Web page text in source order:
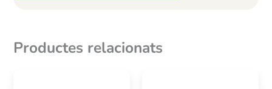
Productes relacionats